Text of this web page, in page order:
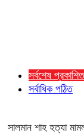
সর্বশেষ প্রকাশিত
সর্বাধিক পঠিত
সালমান শাহ হত্যা